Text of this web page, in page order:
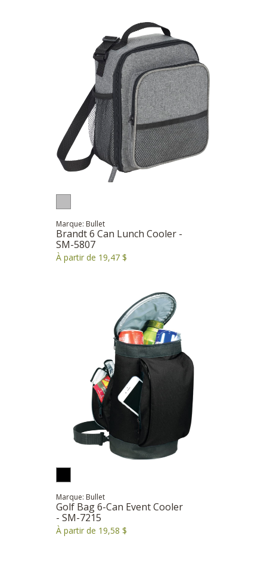
Marque: Bullet
Brandt 6 Can Lunch Cooler -
SM-5807
À partir de 19,47 $
Marque: Bullet
Golf Bag 6-Can Event Cooler
- SM-7215
À partir de 19,58 $